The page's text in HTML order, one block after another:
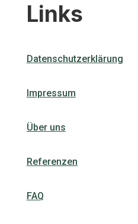
Links
Datenschutzerklärung
Impressum
Über uns
Referenzen
FAQ